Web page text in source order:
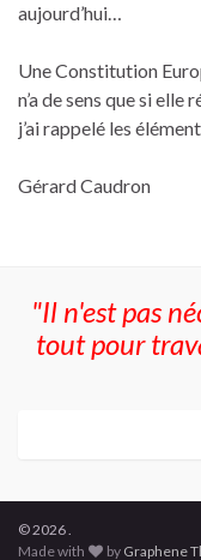
aujourd’hui…
Une Constitution
n’a de sens que si
j’ai rappelé les
Gérard Caudron
"Il n'est pas
tout pour
© 2026 .
Made with
by Graphene